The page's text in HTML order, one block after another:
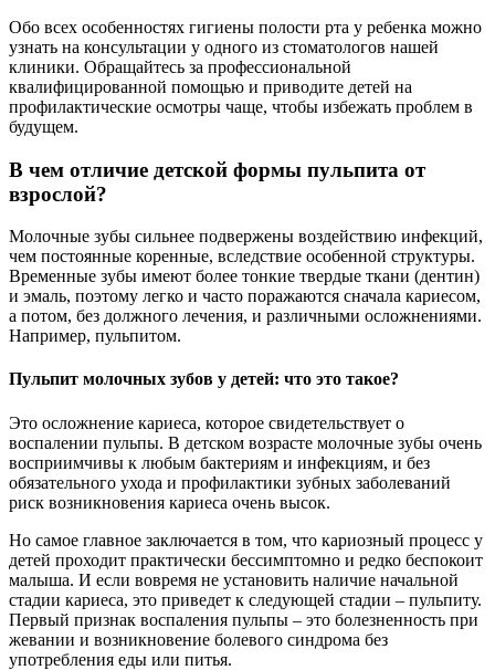
Обо всех особенностях гигиены полости рта у ребенка можно
узнать на консультации у одного из стоматологов нашей
клиники. Обращайтесь за профессиональной
квалифицированной помощью и приводите детей на
профилактические осмотры чаще, чтобы избежать проблем в
будущем.
В чем отличие детской формы пульпита от
взрослой?
Молочные зубы сильнее подвержены воздействию инфекций,
чем постоянные коренные, вследствие особенной структуры.
Временные зубы имеют более тонкие твердые ткани (дентин)
и эмаль, поэтому легко и часто поражаются сначала кариесом,
а потом, без должного лечения, и различными осложнениями.
Например, пульпитом.
Пульпит молочных зубов у детей: что это такое?
Это осложнение кариеса, которое свидетельствует о
воспалении пульпы. В детском возрасте молочные зубы очень
восприимчивы к любым бактериям и инфекциям, и без
обязательного ухода и профилактики зубных заболеваний
риск возникновения кариеса очень высок.
Но самое главное заключается в том, что кариозный процесс у
детей проходит практически бессимптомно и редко беспокоит
малыша. И если вовремя не установить наличие начальной
стадии кариеса, это приведет к следующей стадии – пульпиту.
Первый признак воспаления пульпы – это болезненность при
жевании и возникновение болевого синдрома без
употребления еды или питья.